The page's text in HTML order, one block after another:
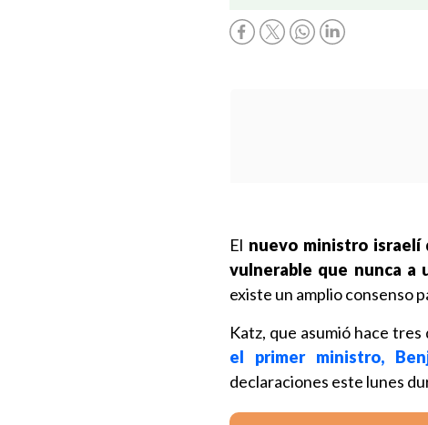
El nuevo ministro israelí
vulnerable que nunca a
existe un amplio consenso
Katz, que asumió hace tres
el primer ministro,
declaraciones este lunes